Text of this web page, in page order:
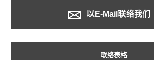
以E-Mail联络我们
联络表格